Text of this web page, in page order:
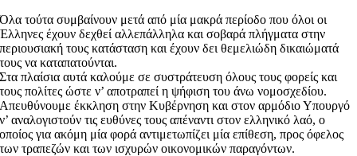
Όλα τούτα συμβαίνουν μετά από μία μακρά περίοδο που όλοι οι
Έλληνες έχουν δεχθεί αλλεπάλληλα και σοβαρά πλήγματα στην
περιουσιακή τους κατάσταση και έχουν δει θεμελιώδη δικαιώματά
τους να καταπατούνται.
Στα πλαίσια αυτά καλούμε σε συστράτευση όλους τους φορείς και
τους πολίτες ώστε ν’ αποτραπεί η ψήφιση του άνω νομοσχεδίου.
Απευθύνουμε έκκληση στην Κυβέρνηση και στον αρμόδιο Υπουργό
ν’ αναλογιστούν τις ευθύνες τους απέναντι στον ελληνικό λαό, ο
οποίος για ακόμη μία φορά αντιμετωπίζει μία επίθεση, προς όφελος
των τραπεζών και των ισχυρών οικονομικών παραγόντων.